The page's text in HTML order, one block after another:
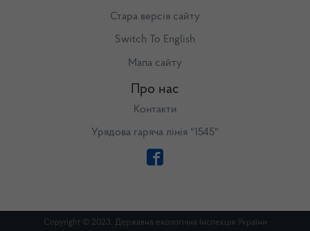
Стара версія сайту
Switch To English
Мапа сайту
Про нас
Контакти
Урядова гаряча лінія "1545"
Copyright © 2023. Державна екологічна Інспекція України